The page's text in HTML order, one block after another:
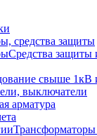
средства защиты
Средства защиты
свыше
выключатели
арматура